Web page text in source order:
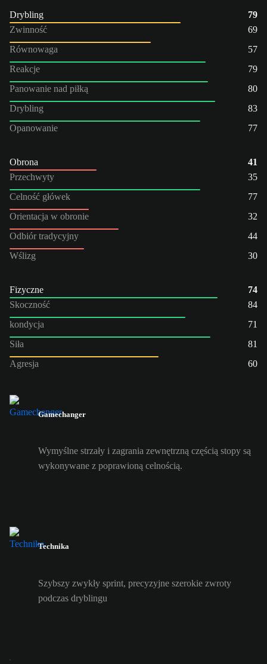
Drybling
79
Zwinność
69
Równowaga
57
Reakcje
79
Panowanie nad piłką
80
Drybling
83
Opanowanie
77
Obrona
41
Przechwyty
35
Celność główek
77
Orientacja w obronie
32
Odbiór tradycyjny
44
Wślizg
30
Fizyczne
74
Skoczność
84
kondycja
71
Siła
81
Agresja
60
Gamechanger
Wymyślne strzały i zagrania zewnętrzną częścią stopy są
wykonywane z poprawioną celnością.
Technika
Szybszy zwykły sprint, precyzyjne szerokie zwroty
podczas dryblingu